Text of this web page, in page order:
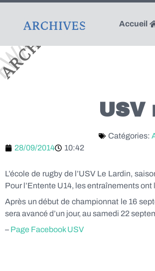
Accueil
USV
Catégories:
28/09/2014
10:42
L’école de rugby de l’USV Le Lardin,
Pour l’Entente U14, les entraînements
Après un début de championnat le 16
sera avancé d’un jour, au samedi 22
– Page Facebook USV